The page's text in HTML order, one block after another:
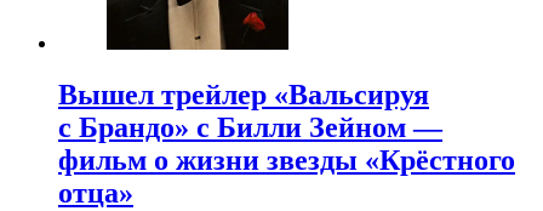
Вышел трейлер «Вальсируя
с Брандо» с Билли Зейном —
фильм о жизни звезды «Крёстного
отца»